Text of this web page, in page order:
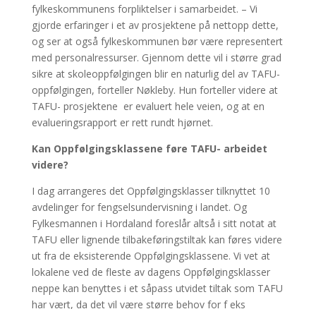
fylkeskommunens forpliktelser i samarbeidet. – Vi
gjorde erfaringer i et av prosjektene på nettopp dette,
og ser at også fylkeskommunen bør være representert
med personalressurser. Gjennom dette vil i større grad
sikre at skoleoppfølgingen blir en naturlig del av TAFU-
oppfølgingen, forteller Nøkleby. Hun forteller videre at
TAFU- prosjektene er evaluert hele veien, og at en
evalueringsrapport er rett rundt hjørnet.
Kan Oppfølgingsklassene føre TAFU- arbeidet
videre?
I dag arrangeres det Oppfølgingsklasser tilknyttet 10
avdelinger for fengselsundervisning i landet. Og
Fylkesmannen i Hordaland foreslår altså i sitt notat at
TAFU eller lignende tilbakeføringstiltak kan føres videre
ut fra de eksisterende Oppfølgingsklassene. Vi vet at
lokalene ved de fleste av dagens Oppfølgingsklasser
neppe kan benyttes i et såpass utvidet tiltak som TAFU
har vært, da det vil være større behov for f eks